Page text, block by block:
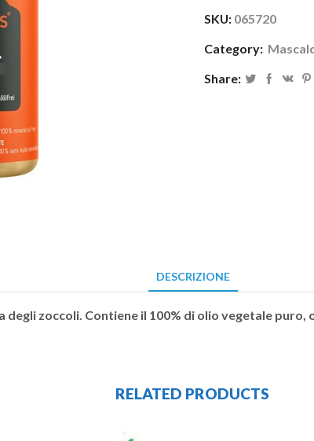
SKU: 065720
Category:
Share:
DESCRIZIONE
zoccoli. Contiene il 100% di olio vegetale puro,
RELATED PRODUCTS